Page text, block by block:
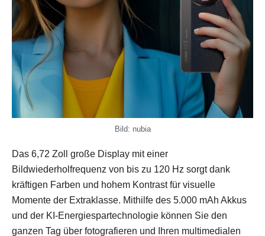
Bild: nubia
Das 6,72 Zoll große Display mit einer
Bildwiederholfrequenz von bis zu 120 Hz sorgt dank
kräftigen Farben und hohem Kontrast für visuelle
Momente der Extraklasse. Mithilfe des 5.000 mAh Akkus
und der KI-Energiespartechnologie können Sie den
ganzen Tag über fotografieren und Ihren multimedialen